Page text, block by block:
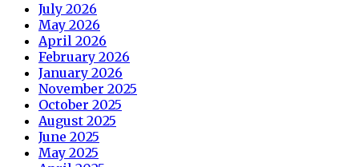
July 2026
May 2026
April 2026
February 2026
January 2026
November 2025
October 2025
August 2025
June 2025
May 2025